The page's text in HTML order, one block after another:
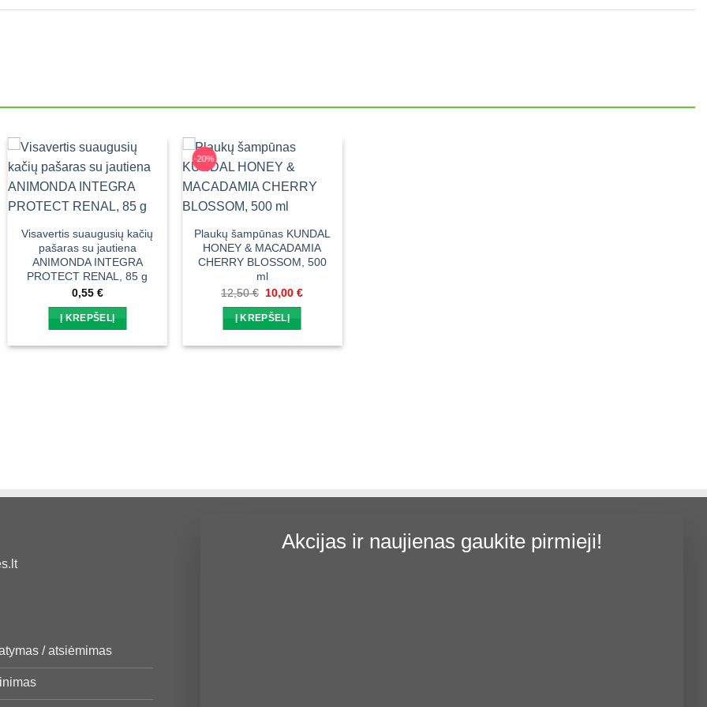
Visavertis suaugusių kačių
pašaras su jautiena
ANIMONDA INTEGRA
PROTECT RENAL, 85 g
0,55 €
Į KREPŠELĮ
-20%
Plaukų šampūnas KUNDAL
HONEY & MACADAMIA
CHERRY BLOSSOM, 500
ml
12,50€ Original
was:
12,50 €.
10,00€Current
Į KREPŠELĮ
/ atsiėmimas
Akcijas ir naujienas gaukite pirmieji!